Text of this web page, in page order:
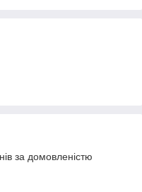
за домовленістю